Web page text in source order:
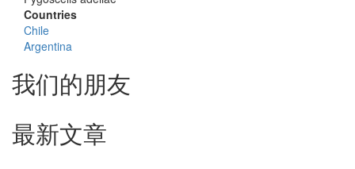
Countries
Chile
Argentina
我们的朋友
最新文章